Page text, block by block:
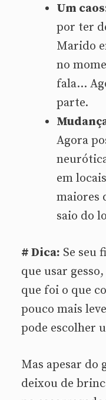
Um
por ter
Marido
no
fala…
parte.
Agora
em
maiores
saio do
# Dica: Se seu
que usar
que foi o que
pouco mais
pode escolher
Mas apesar do
deixou de